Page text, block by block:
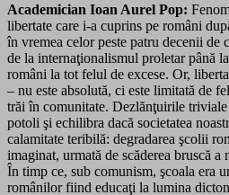
Academician Ioan Aurel Pop:
libertate care i-a cuprins pe români
în vremea celor peste patru decenii de
de la internaţionalis­mul proletar până
români la tot felul de excese. Or,
– nu este absolută, ci este limitată de
trăi în comunitate. Dezlănţuirile
potoli şi echilibra dacă societatea
calamitate teribilă: degradarea şcolii
imaginat, urmată de scăderea bruscă
În timp ce, sub comunism, şcoala era
românilor fiind educaţi la lumina